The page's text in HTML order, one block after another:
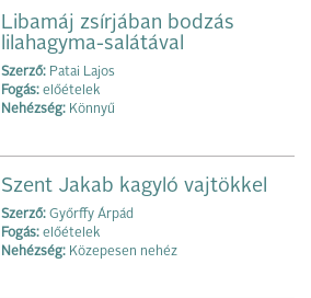
Libamáj zsírjában bodzás
lilahagyma-salátával
Szerző: Patai Lajos
Fogás: előételek
Nehézség: Könnyű
Szent Jakab kagyló vajtökkel
Szerző: Győrffy Árpád
Fogás: előételek
Nehézség: Közepesen nehéz